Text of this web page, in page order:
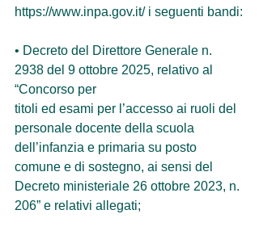
https://www.inpa.gov.it/ i seguenti bandi:
• Decreto del Direttore Generale n.
2938 del 9 ottobre 2025, relativo al
“Concorso per
titoli ed esami per l’accesso ai ruoli del
personale docente della scuola
dell’infanzia e primaria su posto
comune e di sostegno, ai sensi del
Decreto ministeriale 26 ottobre 2023, n.
206” e relativi allegati;